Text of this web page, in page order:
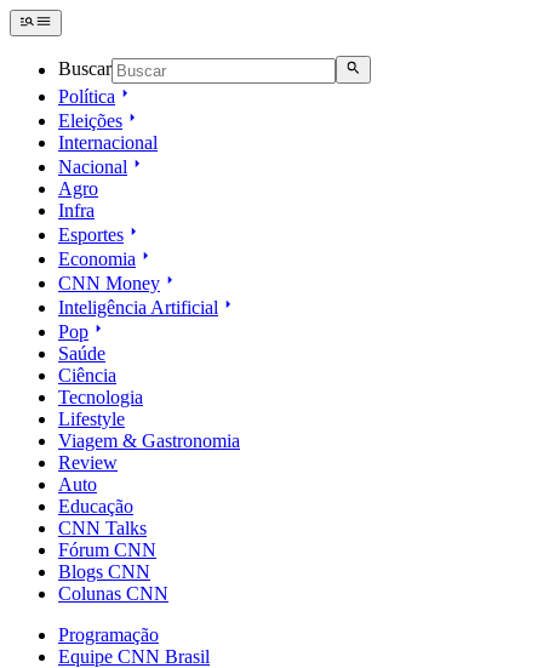
Buscar
Política
Eleições
Internacional
Nacional
Agro
Infra
Esportes
Economia
CNN Money
Inteligência Artificial
Pop
Saúde
Ciência
Tecnologia
Lifestyle
Viagem & Gastronomia
Review
Auto
Educação
CNN Talks
Fórum CNN
Blogs CNN
Colunas CNN
Programação
Equipe CNN Brasil